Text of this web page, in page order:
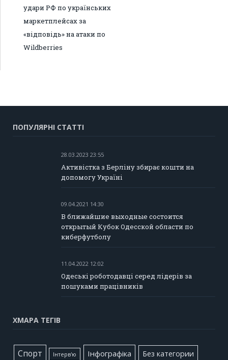
удари РФ по українських
маркетплейсах за
«відповідь» на атаки по
Wildberries
ПОПУЛЯРНІ СТАТТІ
28.03.2023 23:55
Активістка з Берліну збирає кошти на
допомогу Україні
09.04.2021 14:30
В ближайшие выходные состоится
открытый Кубок Одесской области по
киберфутболу
11.04.2022 12:02
Одеські роботодавці серед лідерів за
пошуками працівників
ХМАРА ТЕГІВ
Cпорт Інтерв'ю Інфографіка Без категории